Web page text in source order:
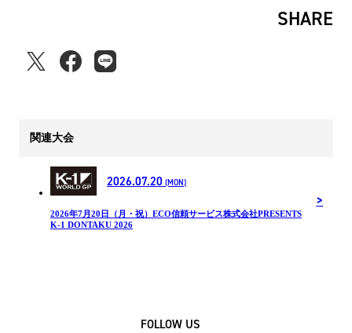
SHARE
関連大会
2026.07.20 (MON)
2026年7月20日（月・祝）ECO信頼サービス株式会社PRESENTS
K-1 DONTAKU 2026
FOLLOW US